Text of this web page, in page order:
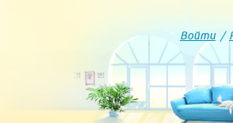
Войти/